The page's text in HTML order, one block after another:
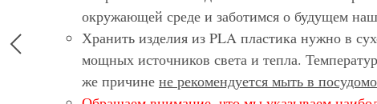
окружающей среде и заботимся о будущем
Хранить изделия из PLA пластика нужно в
мощных источников света и тепла.
же причине не рекомендуется мыть в